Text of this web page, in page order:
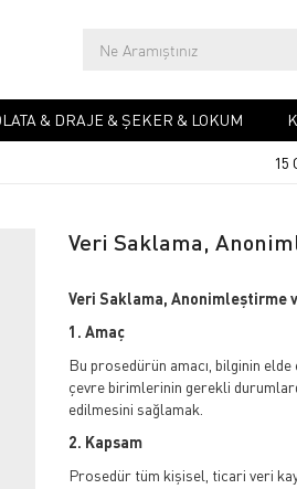
& DRAJE & ŞEKER & LOKUM
15
Veri Saklama,
Veri Saklama, Anonimleştirme
1. Amaç
Bu prosedürün amacı, bilginin
çevre birimlerinin gerekli
edilmesini sağlamak.
2. Kapsam
Prosedür tüm kişisel, ticari veri